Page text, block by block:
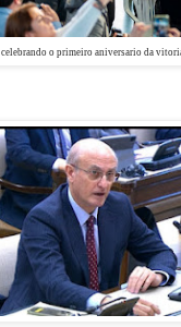
celebrando o primeiro aniversario da